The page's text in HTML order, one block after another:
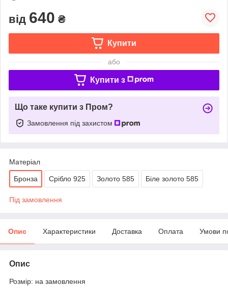
від 640 ₴
Купити
або
Купити з
Що таке купити з Пром?
Замовлення під захистом
Матеріал
Бронза Срібло 925 Золото 585 Біле золото 585
Під замовлення
Опис Характеристики Доставка Оплата Умови
Опис
Розмір: на замовлення